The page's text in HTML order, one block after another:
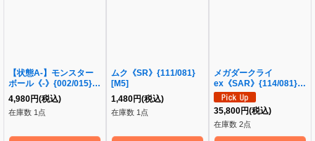
【状態A-】モンスター
ボール《-》{002/015}
[S8a-G]
4,980円(税込)
在庫数 1点
ムク《SR》{111/081}
[M5]
1,480円(税込)
在庫数 1点
メガダークライ
ex《SAR》{114/081}
[M5]
35,800円(税込)
在庫数 2点